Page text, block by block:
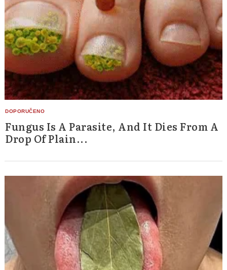
Fungus Is A Parasite, And It Dies From A
Drop Of Plain...